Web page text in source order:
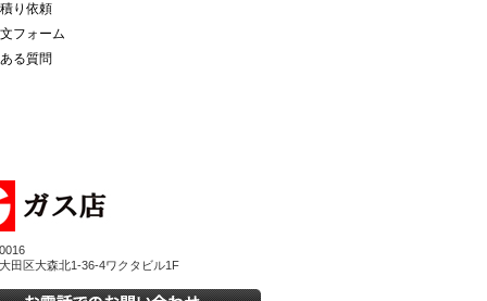
り依頼
フォーム
る質問
田区大森北1-36-4ワクタビル1F